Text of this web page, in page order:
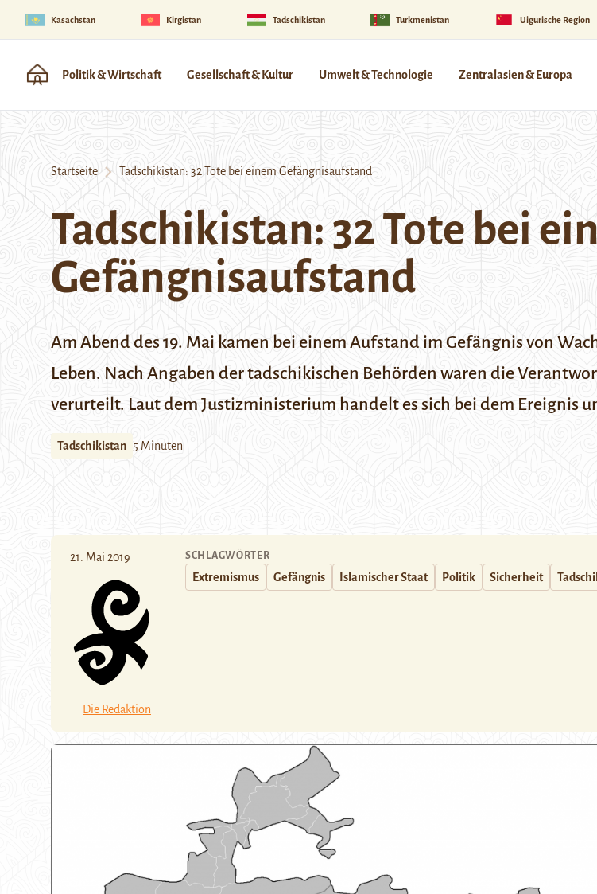
Kasachstan Kirgistan Tadschikistan Turkmenistan Uigurische Region
Politik & Wirtschaft Gesellschaft & Kultur Umwelt & Technologie Zentralasien & Europa
Startseite Tadschikistan: 32 Tote bei einem Gefängnisaufstand
Tadschikistan: 32 Tote bei
Gefängnisaufstand
Am Abend des 19. Mai kamen bei einem Aufstand im Gefängnis von
Leben. Nach Angaben der tadschikischen Behörden waren die
verurteilt. Laut dem Justizministerium handelt es sich bei dem Ereignis
Tadschikistan 5 Minuten
21. Mai 2019
Die Redaktion
SCHLAGWÖRTER
Extremismus Gefängnis Islamischer Staat Politik Sicherheit